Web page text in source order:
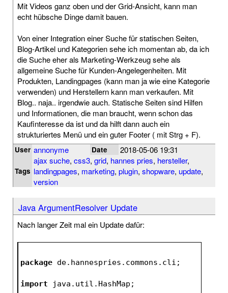
Mit Videos ganz oben und der Grid-Ansicht, kann man
echt hübsche Dinge damit bauen.
Von einer Integration einer Suche für statischen Seiten,
Blog-Artikel und Kategorien sehe ich momentan ab, da ich
die Suche eher als Marketing-Werkzeug sehe als
allgemeine Suche für Kunden-Angelegenheiten. Mit
Produkten, Landingpages (kann man ja wie eine Kategorie
verwenden) und Herstellern kann man verkaufen. Mit
Blog.. naja.. irgendwie auch. Statische Seiten sind Hilfen
und Informationen, die man braucht, wenn schon das
Kaufinteresse da ist und da hilft dann auch ein
strukturiertes Menü und ein guter Footer ( mit Strg + F).
User annonyme Date 2018-05-06 19:31
Tags
ajax suche, css3, grid, hannes pries, hersteller,
landingpages, marketing, plugin, shopware, update,
version
Java ArgumentResolver Update
Nach langer Zeit mal ein Update dafür:
package de.hannespries.commons.cli;
import java.util.HashMap;